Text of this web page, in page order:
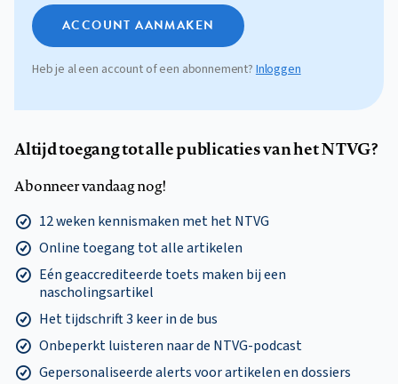
ACCOUNT AANMAKEN
Heb je al een account of een abonnement? Inloggen
Altijd toegang tot alle publicaties van het NTVG?
Abonneer vandaag nog!
12 weken kennismaken met het NTVG
Online toegang tot alle artikelen
Eén geaccrediteerde toets maken bij een
nascholingsartikel
Het tijdschrift 3 keer in de bus
Onbeperkt luisteren naar de NTVG-podcast
Gepersonaliseerde alerts voor artikelen en dossiers